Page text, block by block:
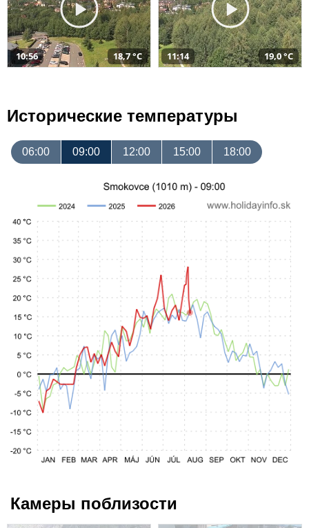
10:56 18,7 °C 11:14 19,0 °C
Исторические температуры
06:00 09:00 12:00 15:00 18:00
Камеры поблизости